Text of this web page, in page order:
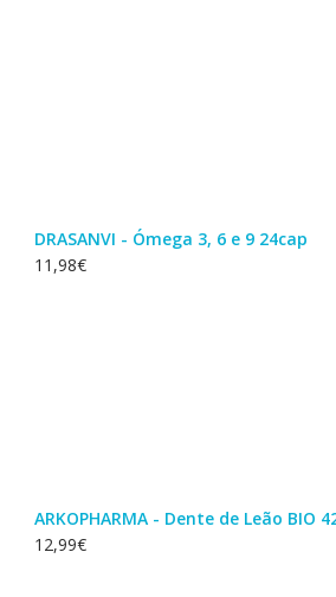
DRASANVI - Ómega 3, 6 e 9 24cap
11,98€
ARKOPHARMA - Dente de Leão BIO
12,99€